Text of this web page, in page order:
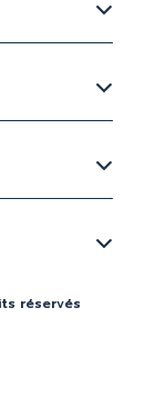
réservés